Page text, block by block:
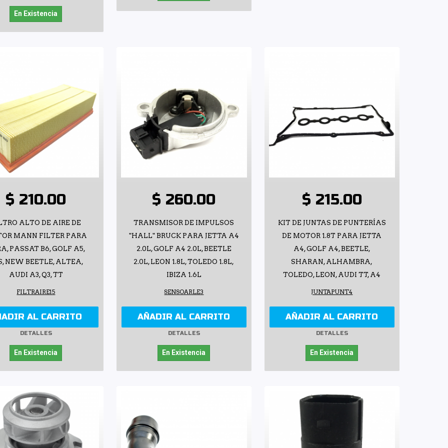
En Existencia
$ 210.00
ALTO DE AIRE DE
MANN FILTER PARA
PASSAT B6, GOLF A5,
NEW BEETLE, ALTEA,
AUDI A3, Q3, TT
FILTRAIRE15
AL CARRITO
DETALLES
En Existencia
$ 260.00
TRANSMISOR DE IMPULSOS
"HALL" BRUCK PARA JETTA A4
2.0L, GOLF A4 2.0L, BEETLE
2.0L, LEON 1.8L, TOLEDO 1.8L,
IBIZA 1.6L
SENSOARLE3
AÑADIR AL CARRITO
DETALLES
En Existencia
$ 215.00
KIT DE JUNTAS DE PUNTERÍAS
DE MOTOR 1.8T PARA JETTA
A4, GOLF A4, BEETLE,
SHARAN, ALHAMBRA,
TOLEDO, LEON, AUDI TT, A4
JUNTAPUNT4
AÑADIR AL CARRITO
DETALLES
En Existencia